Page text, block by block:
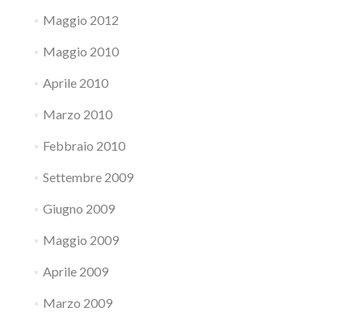
Maggio 2012
Maggio 2010
Aprile 2010
Marzo 2010
Febbraio 2010
Settembre 2009
Giugno 2009
Maggio 2009
Aprile 2009
Marzo 2009